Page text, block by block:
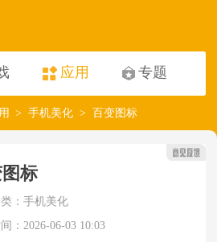
应用 专题
手机美化 百变图标
标
：手机美化
：2026-06-03 10:03